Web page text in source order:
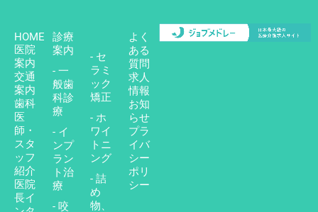
HOME
医院
案内
交通
案内
歯科
医
師・
スタ
ッフ
紹介
医院
長イ
診療
案内
- 一
般歯
科診
療
- イ
ンプ
ラン
ト治
療
- 咬
- セ
ラミ
ック
矯正
- ホ
ワイ
トニ
ング
- 詰
め
物、
よく
ある
質問
求人
情報
お知
らせ
プラ
イバ
シー
ポリ
シー